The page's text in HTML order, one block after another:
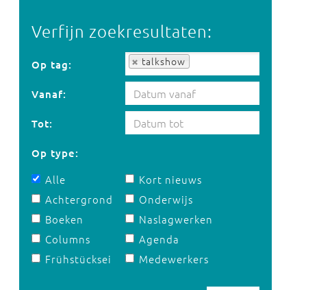
Verfijn zoekresultaten:
Op tag: talkshow
Op tag:
Vanaf:
Tot:
Op type:
Alle
Achtergrond
Boeken
Columns
Frühstücksei
Kort nieuws
Onderwijs
Naslagwerken
Agenda
Medewerkers